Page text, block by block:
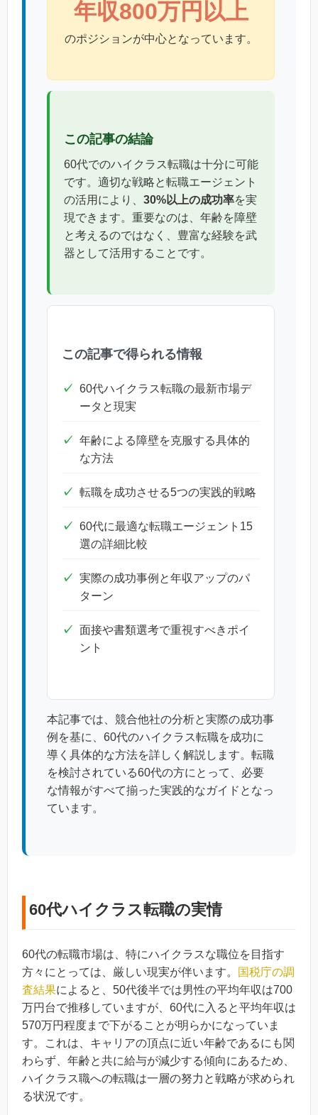
年収800万円以上
のポジションが中心となっています。
この記事の結論
60代でのハイクラス転職は十分に可能
です。適切な戦略と転職エージェント
の活用により、 30%以上の成功率を実
現できます。重要なのは、年齢を障壁
と考えるのではなく、豊富な経験を武
器として活用することです。
この記事で得られる情報
60代ハイクラス転職の最新市場デ
ータと現実
年齢による障壁を克服する具体的
な方法
転職を成功させる5つの実践的戦略
60代に最適な転職エージェント15
選の詳細比較
実際の成功事例と年収アップのパ
ターン
面接や書類選考で重視すべきポイ
ント
本記事では、競合他社の分析と実際の成功事
例を基に、60代のハイクラス転職を成功に
導く具体的な方法を詳しく解説します。転職
を検討されている60代の方にとって、必要
な情報がすべて揃った実践的なガイドとなっ
ています。
60代ハイクラス転職の実情
60代の転職市場は、特にハイクラスな職位を目指す
方々にとっては、厳しい現実が伴います。
国税庁の調
査結果によると、50代後半では男性の平均年収は700
万円台で推移していますが、60代に入ると平均年収は
570万円程度まで下がることが明らかになっていま
す。これは、キャリアの頂点に近い年齢であるにも関
わらず、年齢と共に給与が減少する傾向にあるため、
ハイクラス職への転職は一層の努力と戦略が求められ
る状況です。